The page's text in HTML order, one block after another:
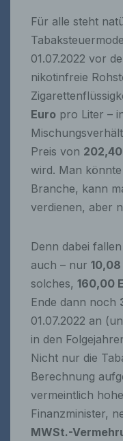
Für alle steht
01.07.2022 vor
nikotinfreie
Euro pro Liter –
Preis von
wird. Man
Branche, kann
verdienen, aber
Denn dabei
auch – nur
solches, 160,00
Ende dann noch
01.07.2022 an
in den
Nicht nur die
Berechnung
vermeintlich
Finanzminister,
MWSt.-